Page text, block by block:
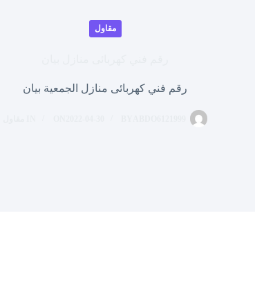
مقاول
رقم فني كهربائى منازل الجمعية بيان